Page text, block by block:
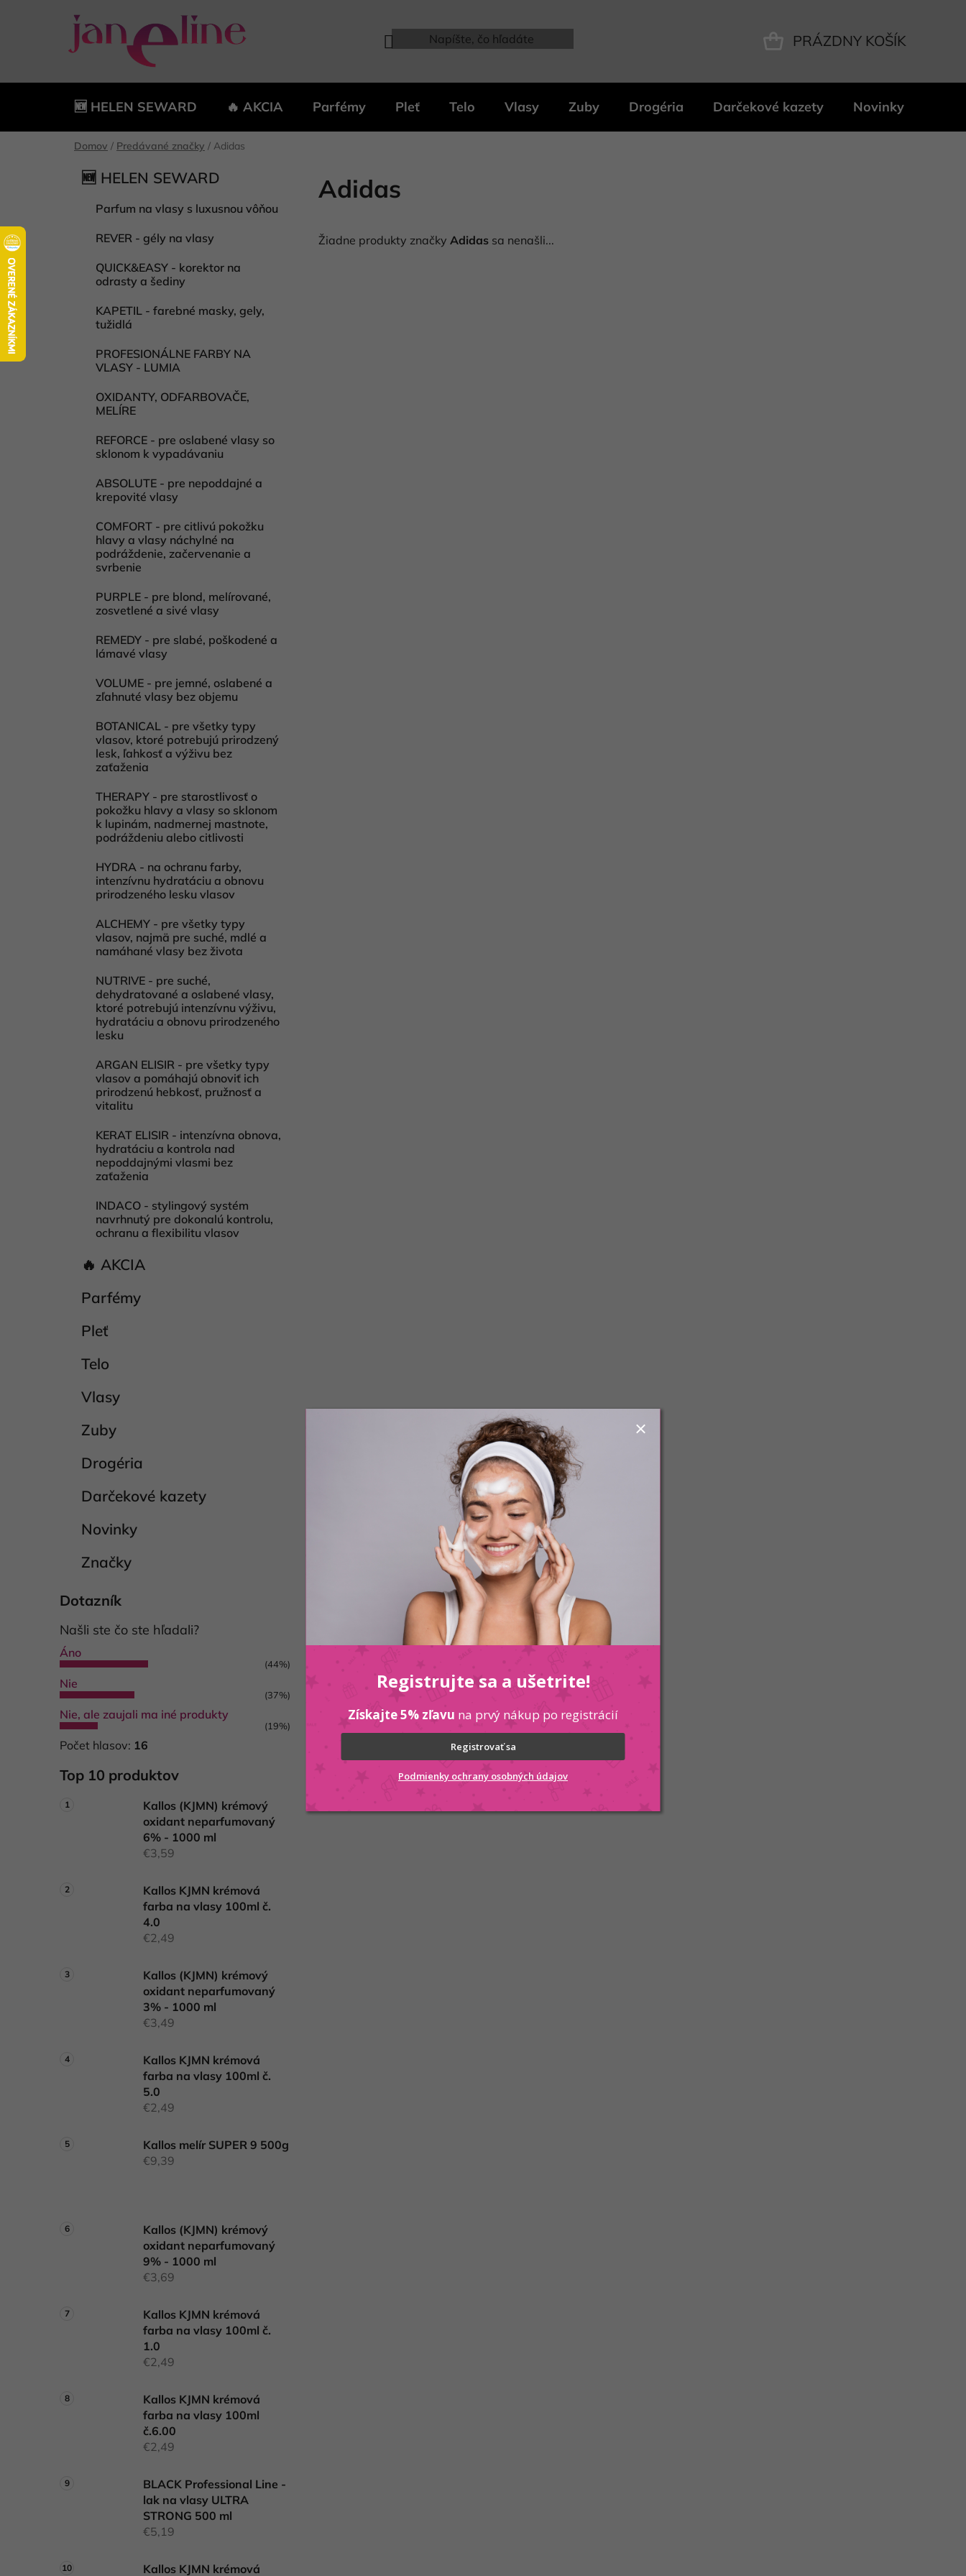
PRÁZDNY KOŠÍK
🆕 HELEN SEWARD 🔥 AKCIA Parfémy Pleť Telo Vlasy Zuby Drogéria Darčekové kazety Novinky
Domov / Predávané značky / Adidas
Preskočiť
kategórie
🆕 HELEN SEWARD
Parfum na vlasy s luxusnou vôňou
REVER - gély na vlasy
QUICK&EASY - korektor na
odrasty a šediny
KAPETIL - farebné masky, gely,
tužidlá
PROFESIONÁLNE FARBY NA
VLASY - LUMIA
OXIDANTY, ODFARBOVAČE,
MELÍRE
REFORCE - pre oslabené vlasy so
sklonom k vypadávaniu
ABSOLUTE - pre nepoddajné a
krepovité vlasy
COMFORT - pre citlivú pokožku
hlavy a vlasy náchylné na
podráždenie, začervenanie a
svrbenie
PURPLE - pre blond, melírované,
zosvetlené a sivé vlasy
REMEDY - pre slabé, poškodené a
lámavé vlasy
VOLUME - pre jemné, oslabené a
zľahnuté vlasy bez objemu
BOTANICAL - pre všetky typy
vlasov, ktoré potrebujú prirodzený
lesk, ľahkosť a výživu bez
zaťaženia
THERAPY - pre starostlivosť o
pokožku hlavy a vlasy so sklonom
k lupinám, nadmernej mastnote,
podráždeniu alebo citlivosti
HYDRA - na ochranu farby,
intenzívnu hydratáciu a obnovu
prirodzeného lesku vlasov
ALCHEMY - pre všetky typy
vlasov, najmä pre suché, mdlé a
namáhané vlasy bez života
NUTRIVE - pre suché,
dehydratované a oslabené vlasy,
ktoré potrebujú intenzívnu výživu,
hydratáciu a obnovu prirodzeného
lesku
ARGAN ELISIR - pre všetky typy
vlasov a pomáhajú obnoviť ich
prirodzenú hebkosť, pružnosť a
vitalitu
KERAT ELISIR - intenzívna obnova,
hydratáciu a kontrola nad
nepoddajnými vlasmi bez
zaťaženia
INDACO - stylingový systém
navrhnutý pre dokonalú kontrolu,
ochranu a flexibilitu vlasov
🔥 AKCIA
Parfémy
Pleť
Telo
Vlasy
Zuby
Drogéria
Darčekové kazety
Novinky
Značky
Dotazník
Našli ste čo ste hľadali?
Áno
(44%)
Nie
(37%)
Nie, ale zaujali ma iné produkty
(19%)
Počet hlasov: 16
Top 10 produktov
Kallos (KJMN) krémový
oxidant neparfumovaný
6% - 1000 ml
€3,59
Kallos KJMN krémová
farba na vlasy 100ml č.
4.0
€2,49
Kallos (KJMN) krémový
oxidant neparfumovaný
3% - 1000 ml
€3,49
Kallos KJMN krémová
farba na vlasy 100ml č.
5.0
€2,49
Kallos melír SUPER 9 500g
€9,39
Kallos (KJMN) krémový
oxidant neparfumovaný
9% - 1000 ml
€3,69
Kallos KJMN krémová
farba na vlasy 100ml č.
1.0
€2,49
Kallos KJMN krémová
farba na vlasy 100ml
č.6.00
€2,49
BLACK Professional Line -
lak na vlasy ULTRA
STRONG 500 ml
€5,19
Kallos KJMN krémová
Adidas
Žiadne produkty značky Adidas sa nenašli...
Registrujte sa a ušetrite!
Získajte 5% zľavu na prvý nákup po registrácií
Registrovať sa
Podmienky ochrany osobných údajov